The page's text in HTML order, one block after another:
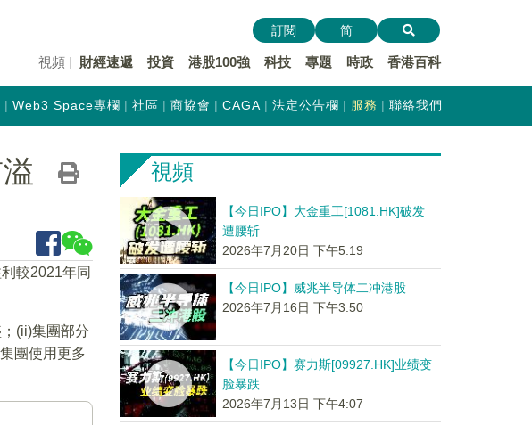
視頻 財經速遞 投資 港股100強 科技 專題 時政 香港百科
訂閱 简
Web3 Space專欄 社區 商協會 CAGA 法定公告欄 服務 聯絡我們
較2021年同
(ii)集團部分
團使用更多
視頻
【今日IPO】大金重工[1081.HK]破发
遭腰斩
2026年7月20日 下午5:19
【今日IPO】威兆半导体二冲港股
2026年7月16日 下午3:50
【今日IPO】赛力斯[09927.HK]业绩变
脸暴跌
2026年7月13日 下午4:07